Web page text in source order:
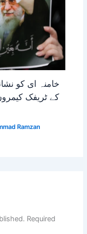
خامنہ ای کو
کے ٹریفک
Ramzan
Required